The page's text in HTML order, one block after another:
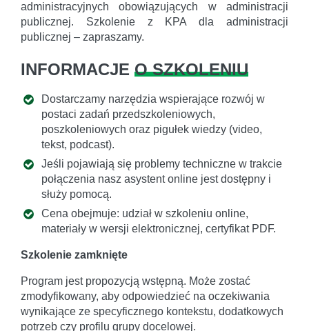
administracyjnych obowiązujących w administracji
publicznej. Szkolenie z KPA dla administracji
publicznej – zapraszamy.
INFORMACJE O SZKOLENIU
Dostarczamy narzędzia wspierające rozwój w
postaci zadań przedszkoleniowych,
poszkoleniowych oraz pigułek wiedzy (video,
tekst, podcast).
Jeśli pojawiają się problemy techniczne w trakcie
połączenia nasz asystent online jest dostępny i
służy pomocą.
Cena obejmuje: udział w szkoleniu online,
materiały w wersji elektronicznej, certyfikat PDF.
Szkolenie zamknięte
Program jest propozycją wstępną. Może zostać
zmodyfikowany, aby odpowiedzieć na oczekiwania
wynikające ze specyficznego kontekstu, dodatkowych
potrzeb czy profilu grupy docelowej.